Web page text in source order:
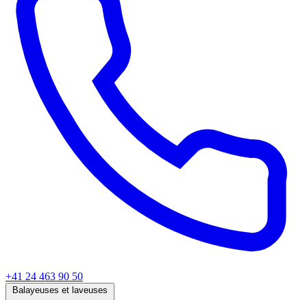
+41 24 463 90 50